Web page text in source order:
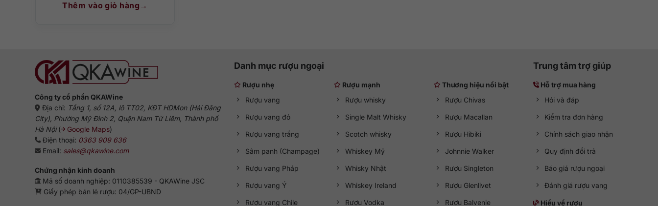
Thêm vào giỏ hàng
Công ty cổ phần QKAWine
Địa chỉ: Tầng 1, số 12A, lô TT02, KĐT HDMon (Hải Đăng
City), Phường Mỹ Đình 2, Quận Nam Từ Liêm, Thành phố
Hà Nội( Google Maps)
Điện thoại: 0363 909 636
Email: sales@qkawine.com
Chứng nhận kinh doanh
Mã số doanh nghiệp: 0110385539 - QKAWine JSC
Giấy phép bán lẻ rượu: 04/GP-UBND
Danh mục rượu ngoại
Rượu nhẹ
Rượu vang
Rượu vang đỏ
Rượu vang trắng
Sâm panh (Champage)
Rượu vang Pháp
Rượu vang Ý
Rượu vang Chile
Rượu mạnh
Rượu whisky
Single Malt Whisky
Scotch whisky
Whiskey Mỹ
Whisky Nhật
Whiskey Ireland
Rượu Vodka
Thương hiệu nổi bật
Rượu Chivas
Rượu Macallan
Rượu Hibiki
Johnnie Walker
Rượu Singleton
Rượu Glenlivet
Rượu Balvenie
Trung tâm trợ giúp
Hỗ trợ mua hàng
Hỏi và đáp
Kiểm tra đơn hàng
Chính sách giao nhận
Quy định đổi trả
Báo giá rượu ngoại
Đánh giá rượu vang
Hiểu về rượu